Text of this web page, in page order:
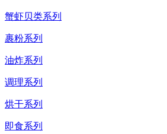
蟹虾贝类系列
裹粉系列
油炸系列
调理系列
烘干系列
即食系列